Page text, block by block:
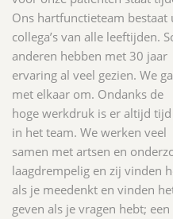
Ons hartfunctieteam bestaat
collega’s van alle leeftijden.
anderen hebben met 30 jaar
ervaring al veel gezien. We
met elkaar om. Ondanks de
hoge werkdruk is er altijd
in het team. We werken veel
samen met artsen en
laagdrempelig en zij vinden
als je meedenkt en vinden
geven als je vragen hebt; een